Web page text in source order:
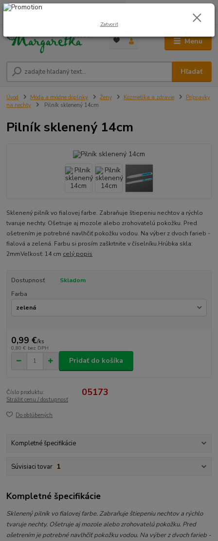
Menu
Hľadať
0948 236 042
0,00 €
Úvod Móda a módne doplnky Ženy Kozmetika a zdravie
Prípravky
na nechty
Pilník sklenený 14cm
Pilník sklenený 14cm
Sklenený pilník vo fialovej farbe. Zabraňuje štiepeniu nechtov a rýchlo
tvaruje nechty. Ošetruje aj mozole alebo zrohovatelú pokožku. Pred
ošetrením je potrebné navlhčiť pokožku vodou. Na výber z dvoch farieb -
fialová a zelená. Farbu si prosím zaškrtnite v číselníku.Hrúbka skla:
2mmVeľkosť: 14 cm celý popis
Dostupnosť
Skladom
Farba
0,99 €/ks
0,80 € bez DPH
Pridať do košíka
Číslo produktu: 05173
Strážiť cenu / dostupnosť
Do obľúbených
Kompletné špecifikácie
Súvisiaci tovar 1
Kompletné špecifikácie
Sklenený pilník vo fialovej farbe. Zabraňuje štiepeniu nechtov a rýchlo
tvaruje nechty. Ošetruje aj mozole alebo zrohovatelú pokožku. Pred
ošetrením je potrebné navlhčiť pokožku vodou. Na výber z dvoch farieb -
Zatvoriť